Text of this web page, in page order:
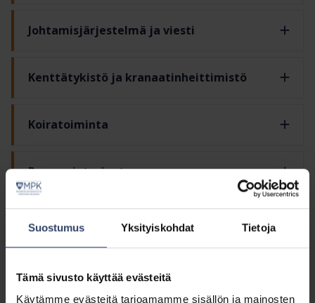
Suostumus Yksityiskohdat Tietoja
Tämä sivusto käyttää evästeitä
Käytämme evästeitä tarjoamamme sisällön ja mainosten
Johtamisjärjestelmä ja viesti
Kenttätykistö ja kranaatinheittimistö
Koiratoiminta
Panssarintorjunta